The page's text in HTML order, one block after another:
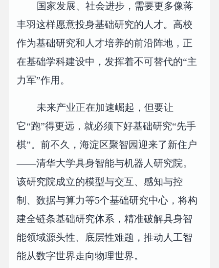
国家发展、社会进步，需要更多像蒋
丰羽这样愿意投身基础研究的人才。高校
作为基础研究和人才培养的前沿阵地，正
在基础学科建设中，发挥着不可替代的“主
力军”作用。
未来产业正在加速崛起，但要让
它“跑”得更远，就必须下好基础研究“先手
棋”。前不久，海淀区聚智园迎来了新住户
——清华大学具身智能与机器人研究院。
该研究院成立的模型与交互、感知与控
制、数据与算力等5个基础研究中心，将构
建全链条基础研究体系，精准破解具身智
能领域源头性、底层性难题，推动人工智
能从数字世界走向物理世界。